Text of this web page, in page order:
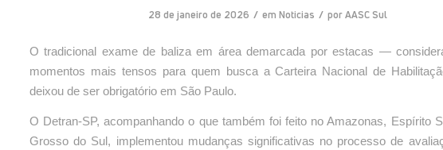
28 de janeiro de 2026 / em Noticias / porAASC Sul
O tradicional exame de baliza em área demarcada por estacas —
momentos mais tensos para quem busca a Carteira Nacional de
deixou de ser obrigatório em São Paulo.
O Detran-SP, acompanhando o que também foi feito no Amazonas, Espírito
Grosso do Sul, implementou mudanças significativas no processo de